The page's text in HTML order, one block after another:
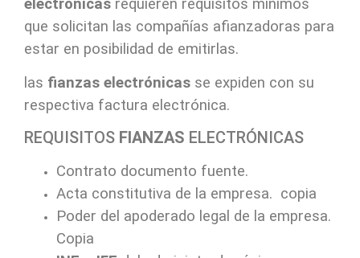
electrónicas requieren requisitos mínimos
que solicitan las compañías afianzadoras para
estar en posibilidad de emitirlas.
las fianzas electrónicas se expiden con su
respectiva factura electrónica.
REQUISITOS FIANZAS ELECTRÓNICAS
Contrato documento fuente.
Acta constitutiva de la empresa. copia
Poder del apoderado legal de la empresa.
Copia